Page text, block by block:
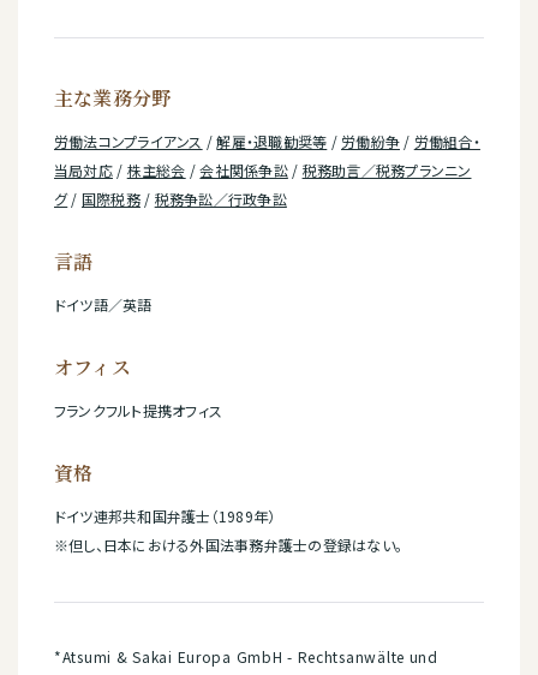
主な業務分野
労働法コンプライアンス /解雇・退職勧奨等 / 労働紛争 / 労働組合・
当局対応/ 株主総会 /会社関係争訟/ 税務助言／税務プランニン
グ/ 国際税務/ 税務争訟／行政争訟
言語
ドイツ語／英語
オフィス
フランクフルト提携オフィス
資格
ドイツ連邦共和国弁護士（1989年）
※但し、日本における外国法事務弁護士の登録はない。
*Atsumi & Sakai Europa GmbH - Rechtsanwälte und